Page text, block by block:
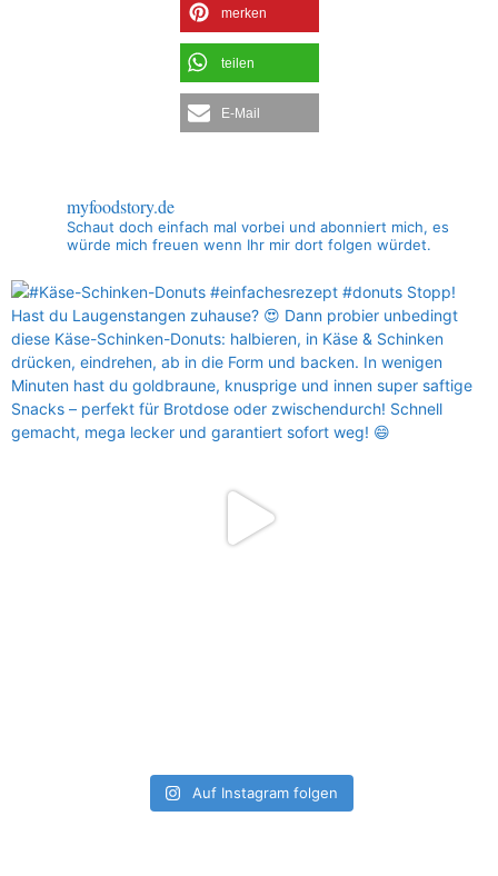
merken
teilen
E-Mail
myfoodstory.de
Schaut doch einfach mal vorbei und abonniert mich, es
würde mich freuen wenn Ihr mir dort folgen würdet.
Auf Instagram folgen